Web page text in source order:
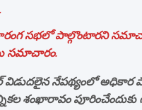
సభలో పాల్గొంటారని
సమాచారం.
నేప‌థ్యంలో అధికార
శంఖారావం